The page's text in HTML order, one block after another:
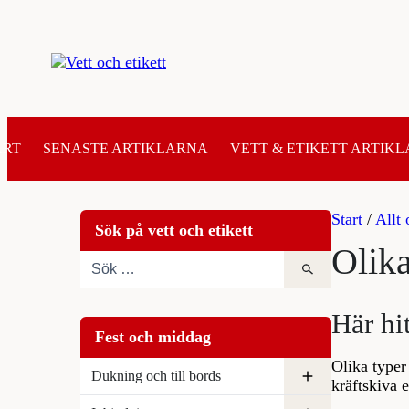
innehåll
SENASTE ARTIKLARNA VETT & ETIKETT
Sök på vett och etikett
Fest och middag
Dukning och till bords
Start / Allt
Här
Olika
kräftskiva